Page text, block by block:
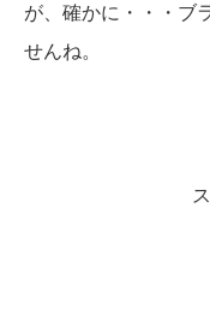
が、確かに・・・ブ
せんね。